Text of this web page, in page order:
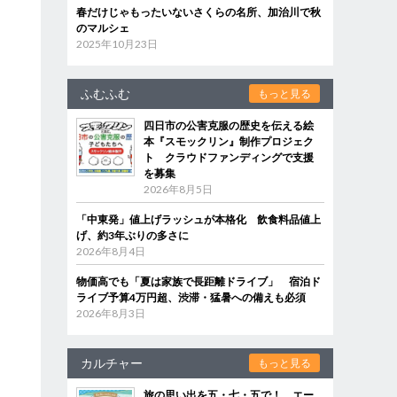
春だけじゃもったいないさくらの名所、加治川で秋
のマルシェ
2025年10月23日
ふむふむ もっと見る
四日市の公害克服の歴史を伝える絵
本『スモックリン』制作プロジェク
ト クラウドファンディングで支援
を募集
2026年8月5日
「中東発」値上げラッシュが本格化 飲食料品値上
げ、約3年ぶりの多さに
2026年8月4日
物価高でも「夏は家族で長距離ドライブ」 宿泊ド
ライブ予算4万円超、渋滞・猛暑への備えも必須
2026年8月3日
カルチャー もっと見る